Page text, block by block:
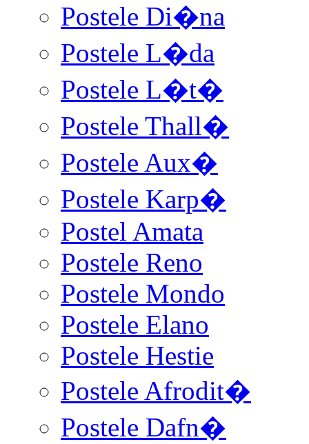
Postele Di�na
Postele L�da
Postele L�t�
Postele Thall�
Postele Aux�
Postele Karp�
Postel Amata
Postele Reno
Postele Mondo
Postele Elano
Postele Hestie
Postele Afrodit�
Postele Dafn�